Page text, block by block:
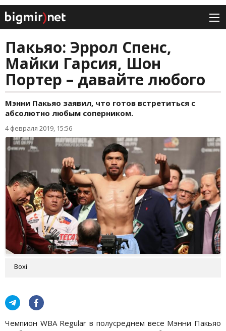
Пакьяо: Эррол Спенс,
Майки Гарсия, Шон
Портер – давайте любого
Мэнни Пакьяо заявил, что готов встретиться с
абсолютно любым соперником.
4 февраля 2019, 15:56
Boxi
Чемпион WBA Regular в полусреднем весе Мэнни Пакьяо